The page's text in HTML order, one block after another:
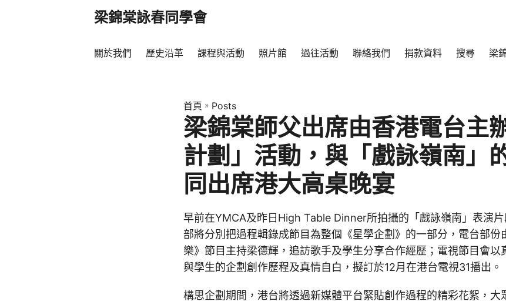
梁錦棠詠春同學會
關於我們 歷史沿革 課程與活動 照片館 過往活動 聯絡我們 捐款資料 搜尋 梁
首頁 » Posts
梁錦棠師父出席由香港電台主
計劃」活動，與「戲詠嶺南」
同出席港大高桌晚宴
早前在YMCA及昨日High Table Dinner所拍攝的「戲詠嶺南」表演
部將分別把過程輯錄成節目為整個《星學企劃》的一部分，電台部份
樂》節目主持梁德輝，追訪歌手及學生分享合作經歷；電視節目會以
與學生的企劃創作歷程及真情自白，擬訂於12月在港台電視31播出。
構思企劃期間，港台將透過新媒體平台緊貼創作過程的精彩花絮，大